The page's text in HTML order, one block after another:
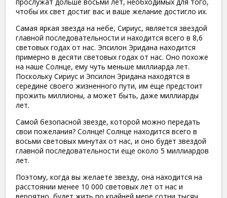
чтобы их свет достиг вас и ваше желание достигло их.
Самая яркая звезда на небе, Сириус, является звездой
главной последовательности и находится всего в 8,6
световых годах от нас. Эпсилон Эридана находится
примерно в десяти световых годах от нас. Оно похоже
на наше Солнце, ему чуть меньше миллиарда лет.
Поскольку Сириус и Эпсилон Эридана находятся в
середине своего жизненного пути, им еще предстоит
прожить миллионы, а может быть, даже миллиарды
лет.
Самой безопасной звезде, которой можно передать
свои пожелания? Солнце! Солнце находится всего в
восьми световых минутах от нас, и оно будет звездой
главной последовательности еще около 5 миллиардов
лет.
Поэтому, когда вы желаете звезду, она находится на
расстоянии менее 10 000 световых лет от нас и
вероятно, будет жить по крайней мере сотни тысяч